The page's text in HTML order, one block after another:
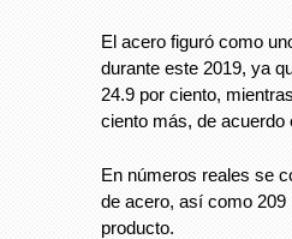
El acero figuró como
durante este 2019, ya
24.9 por ciento,
ciento más, de
En números reales se
de acero, así como
producto.